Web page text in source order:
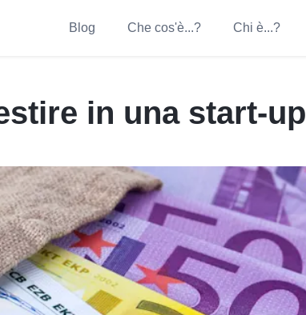
Blog Che cos'è...? Chi è...?
in una start-up